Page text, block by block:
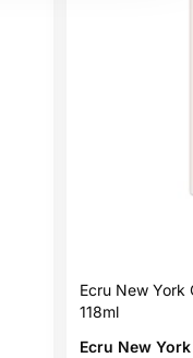
Ecru New York
118ml
Ecru New York